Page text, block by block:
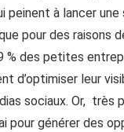
peinent à lancer
pour des raisons
% des petites
d’optimiser leur
sociaux. Or, très
pour générer des